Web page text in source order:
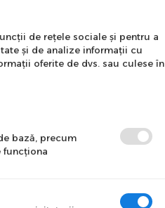
Informare
de rețele sociale și pentru a
și de analize informații cu
oferite de dvs. sau culese în
bază, precum
funcţiona